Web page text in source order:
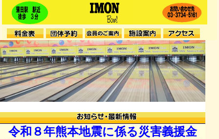
令和８年熊本地震に係る災害義援金